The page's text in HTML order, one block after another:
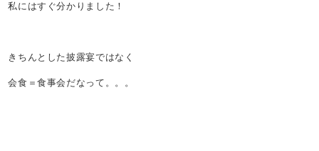
私にはすぐ分かりました！
きちんとした披露宴ではなく
会食＝食事会だなって。。。